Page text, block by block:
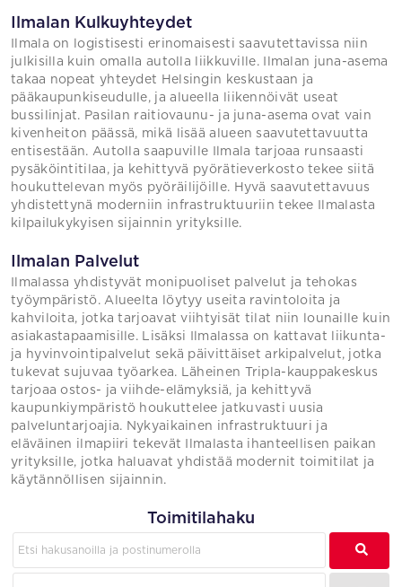
Ilmalan Kulkuyhteydet
Ilmala on logistisesti erinomaisesti saavutettavissa niin
julkisilla kuin omalla autolla liikkuville. Ilmalan juna-asema
takaa nopeat yhteydet Helsingin keskustaan ja
pääkaupunkiseudulle, ja alueella liikennöivät useat
bussilinjat. Pasilan raitiovaunu- ja juna-asema ovat vain
kivenheiton päässä, mikä lisää alueen saavutettavuutta
entisestään. Autolla saapuville Ilmala tarjoaa runsaasti
pysäköintitilaa, ja kehittyvä pyörätieverkosto tekee siitä
houkuttelevan myös pyöräilijöille. Hyvä saavutettavuus
yhdistettynä moderniin infrastruktuuriin tekee Ilmalasta
kilpailukykyisen sijainnin yrityksille.
Ilmalan Palvelut
Ilmalassa yhdistyvät monipuoliset palvelut ja tehokas
työympäristö. Alueelta löytyy useita ravintoloita ja
kahviloita, jotka tarjoavat viihtyisät tilat niin lounaille kuin
asiakastapaamisille. Lisäksi Ilmalassa on kattavat liikunta-
ja hyvinvointipalvelut sekä päivittäiset arkipalvelut, jotka
tukevat sujuvaa työarkea. Läheinen Tripla-kauppakeskus
tarjoaa ostos- ja viihde-elämyksiä, ja kehittyvä
kaupunkiympäristö houkuttelee jatkuvasti uusia
palveluntarjoajia. Nykyaikainen infrastruktuuri ja
eläväinen ilmapiiri tekevät Ilmalasta ihanteellisen paikan
yrityksille, jotka haluavat yhdistää modernit toimitilat ja
käytännöllisen sijainnin.
Toimitilahaku